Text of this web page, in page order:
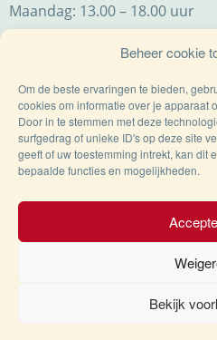
Beheer cookie
Om de beste ervaringen te bieden,
cookies om informatie over je apparaat
Door in te stemmen met deze
surfgedrag of unieke ID's op deze site
geeft of uw toestemming intrekt, kan dit
bepaalde functies en mogelijkheden.
Bekijk
Maandag: 13.00 – 18.00 uur
Zondag: 11.00 – 18.00 uur
© Kaasboerderij Weenink
Verzending|